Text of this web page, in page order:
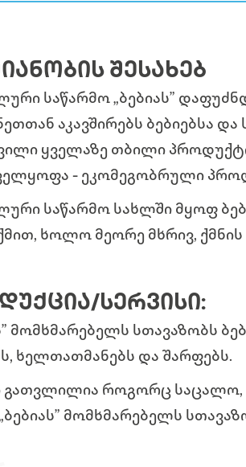
ᲨᲔᲡᲐᲮᲔᲑ
საწარმო „ბებიას”
აკავშირებს ბებიებსა
ყველაზე თბილი
- ეკომეგობრული
საწარმო სახლში მყოფ
ხოლო მეორე მხრივ,
ᲡᲔᲠᲕᲘᲡᲘ:
მომხმარებელს სთავაზობს
ხელთათმანებს და შარფებს.
გათვლილია როგორც საცალო,
მომხმარებელს